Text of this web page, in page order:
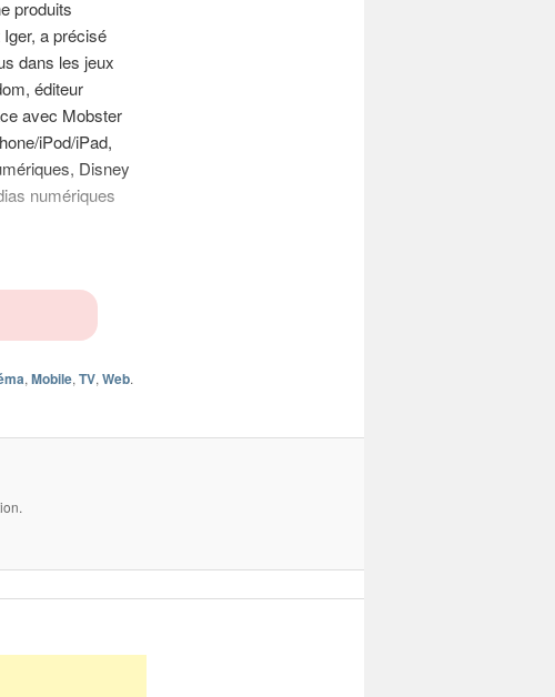
produits
a précisé
dans les jeux
éditeur
avec Mobster
iPod/iPad,
Disney
numériques
, Mobile, TV, Web.